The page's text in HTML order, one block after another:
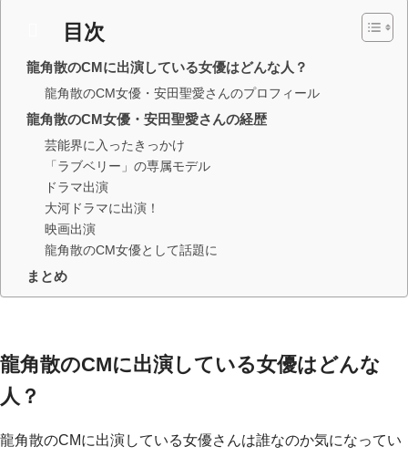
目次
龍角散のCMに出演している女優はどんな人？
龍角散のCM女優・安田聖愛さんのプロフィール
龍角散のCM女優・安田聖愛さんの経歴
芸能界に入ったきっかけ
「ラブベリー」の専属モデル
ドラマ出演
大河ドラマに出演！
映画出演
龍角散のCM女優として話題に
まとめ
龍角散のCMに出演している女優はどんな
人？
龍角散のCMに出演している女優さんは誰なのか気になってい